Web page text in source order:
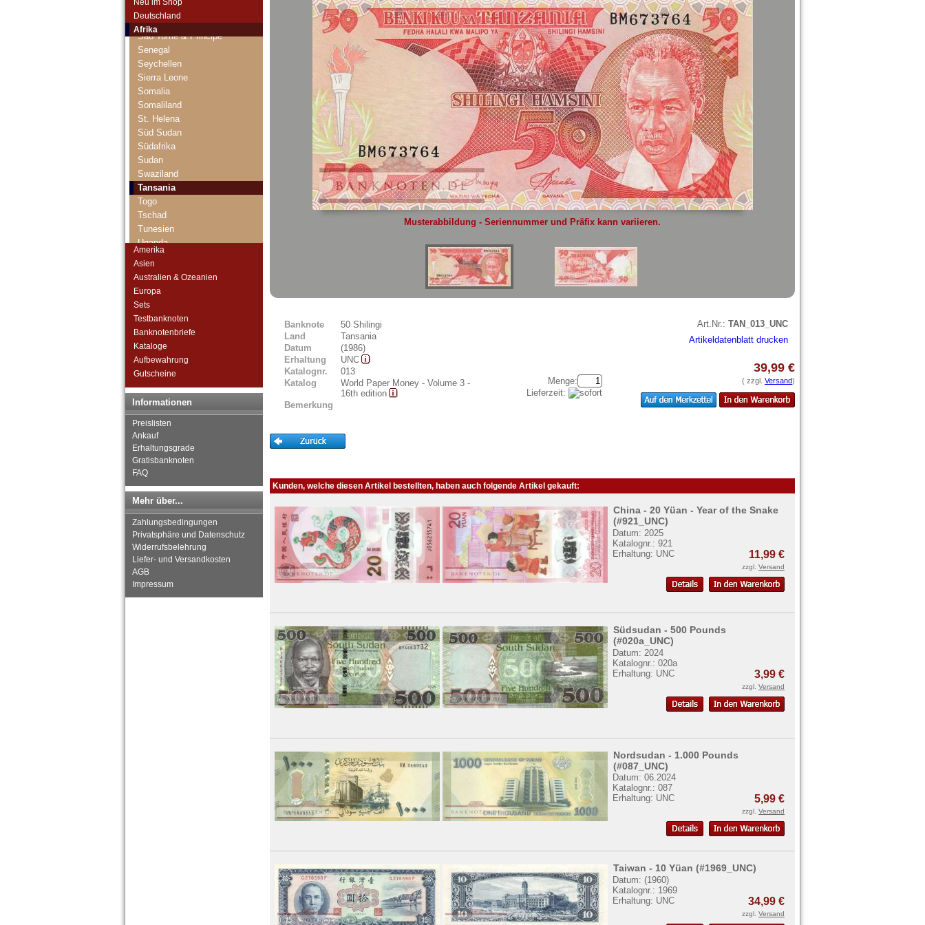
Siehier.
Deutschland
Afrika
Ruanda-Burundi
Sambia
Sao Tome & Principe
Senegal
Seychellen
Sierra Leone
Somalia
Somaliland
St. Helena
Süd Sudan
Südafrika
Sudan
Swaziland
Tansania
Togo
Tschad
Tunesien
Uganda
Zentralafrikanische Staaten
Amerika
Asien
Australien & Ozeanien
Europa
Sets
Testbanknoten
Banknotenbriefe
Kataloge
Aufbewahrung
Gutscheine
Informationen
Preislisten
Ankauf
Erhaltungsgrade
Gratisbanknoten
FAQ
Mehr über...
Zahlungsbedingungen
Privatsphäre und Datenschutz
Widerrufsbelehrung
Liefer- und Versandkosten
AGB
Impressum
Musterabbildung - Seriennummer und Präfix kann variieren.
Banknote
50 Shilingi
Land
Tansania
Datum
(1986)
Erhaltung
UNC
Katalognr.
013
Katalog
World Paper Money - Volume 3 -
16th edition
Bemerkung
Art.Nr.: TAN_013_UNC
Artikeldatenblatt drucken
Menge:
Lieferzeit:
39,99 €
( zzgl. Versand)
Kunden, welche diesen Artikel bestellten, haben auch folgende Artikel gekauft:
China - 20 Yüan - Year of the Snake
(#921_UNC)
Datum: 2025
Katalognr.: 921
Erhaltung: UNC
11,99 €
zzgl. Versand
Südsudan - 500 Pounds
(#020a_UNC)
Datum: 2024
Katalognr.: 020a
Erhaltung: UNC
3,99 €
zzgl. Versand
Nordsudan - 1.000 Pounds
(#087_UNC)
Datum: 06.2024
Katalognr.: 087
Erhaltung: UNC
5,99 €
zzgl. Versand
Taiwan - 10 Yüan (#1969_UNC)
Datum: (1960)
Katalognr.: 1969
Erhaltung: UNC
34,99 €
zzgl. Versand